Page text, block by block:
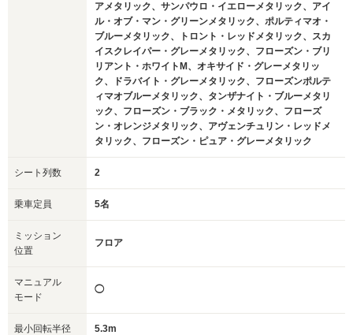
アメタリック、サンパウロ・イエローメタリック、アイ
ル・オブ・マン・グリーンメタリック、ポルティマオ・
ブルーメタリック、トロント・レッドメタリック、スカ
イスクレイパー・グレーメタリック、フローズン・ブリ
リアント・ホワイトM、オキサイド・グレーメタリッ
ク、ドラバイト・グレーメタリック、フローズンポルテ
ィマオブルーメタリック、タンザナイト・ブルーメタリ
ック、フローズン・ブラック・メタリック、フローズ
ン・オレンジメタリック、アヴェンチュリン・レッドメ
タリック、フローズン・ピュア・グレーメタリック
シート列数 2
乗車定員 5名
ミッション
位置
フロア
マニュアル
モード
◯
最小回転半径 5.3m